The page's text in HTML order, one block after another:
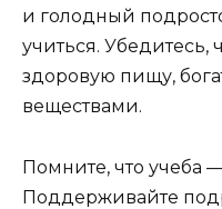
и голодный
учиться. Убедитесь,
здоровую пищу,
веществами.
Помните, что учеба
Поддерживайте